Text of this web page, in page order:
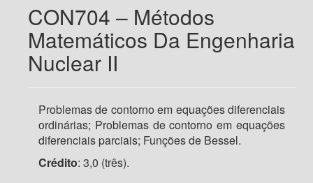
CON704 – Métodos
Matemáticos Da Engenharia
Nuclear II
Problemas de contorno em equações diferenciais
ordinárias; Problemas de contorno em equações
diferenciais parciais; Funções de Bessel.
Crédito: 3,0 (três).